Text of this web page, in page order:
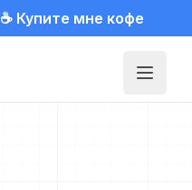
☕ Купите мне кофе